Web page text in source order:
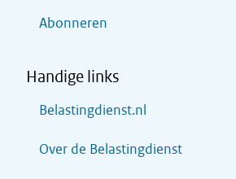
Abonneren
Handige links
Belastingdienst.nl
Over de Belastingdienst